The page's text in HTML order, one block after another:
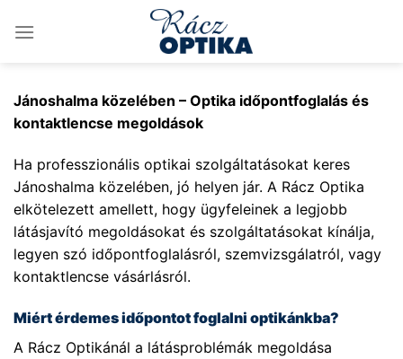
Jánoshalma közelében – Optika időpontfoglalás és
kontaktlencse megoldások
Ha professzionális optikai szolgáltatásokat keres
Jánoshalma közelében, jó helyen jár. A Rácz Optika
elkötelezett amellett, hogy ügyfeleinek a legjobb
látásjavító megoldásokat és szolgáltatásokat kínálja,
legyen szó időpontfoglalásról, szemvizsgálatról, vagy
kontaktlencse vásárlásról.
Miért érdemes időpontot foglalni optikánkba?
A Rácz Optikánál a látásproblémák megoldása